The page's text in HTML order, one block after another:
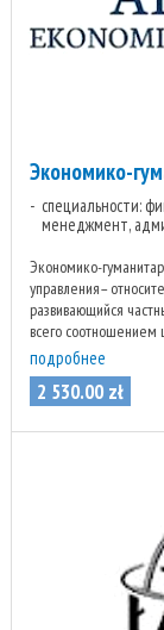
Экономико-
специальности:
менеджмент,
Экономико-
управления–
развивающийся
всего соотношением
подробнее
2 530.00 zł